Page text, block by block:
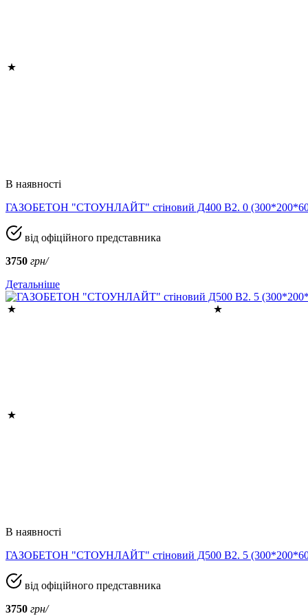
В наявності
ГАЗОБЕТОН "СТОУНЛАЙТ" стіновий Д400 В2. 0
від офіційного представника
3750 грн/
Детальніше
В наявності
ГАЗОБЕТОН "СТОУНЛАЙТ" стіновий Д500 В2. 5
від офіційного представника
3750 грн/